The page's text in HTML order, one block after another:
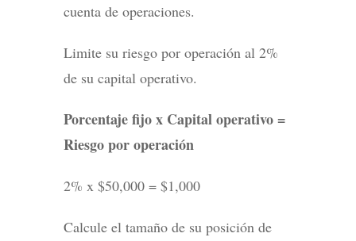
cuenta de operaciones.
Limite su riesgo por operación al 2%
de su capital operativo.
Porcentaje fijo x Capital operativo =
Riesgo por operación
2% x $50,000 = $1,000
Calcule el tamaño de su posición de